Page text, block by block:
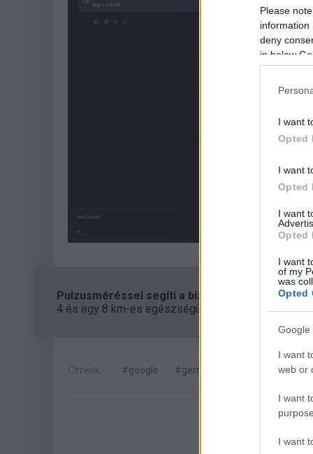
Please
information
deny
in below
I want
Opted
I want
Opted
I want
Opted
I want
of my
was
Opted
Google
I want
web or
I want
I want
Pulzusméréssel segíti a biztonságos mozgást
4 és egy 8 km-es egészségügyi tanösvény nyílt
Címkék: #google #gemini